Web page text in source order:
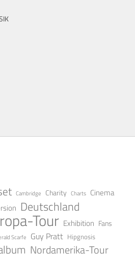
Cambridge Charity Charts Cinema
Deutschland
Tour Exhibition Fans
Scarfe Guy Pratt Hipgnosis
Nordamerika-Tour